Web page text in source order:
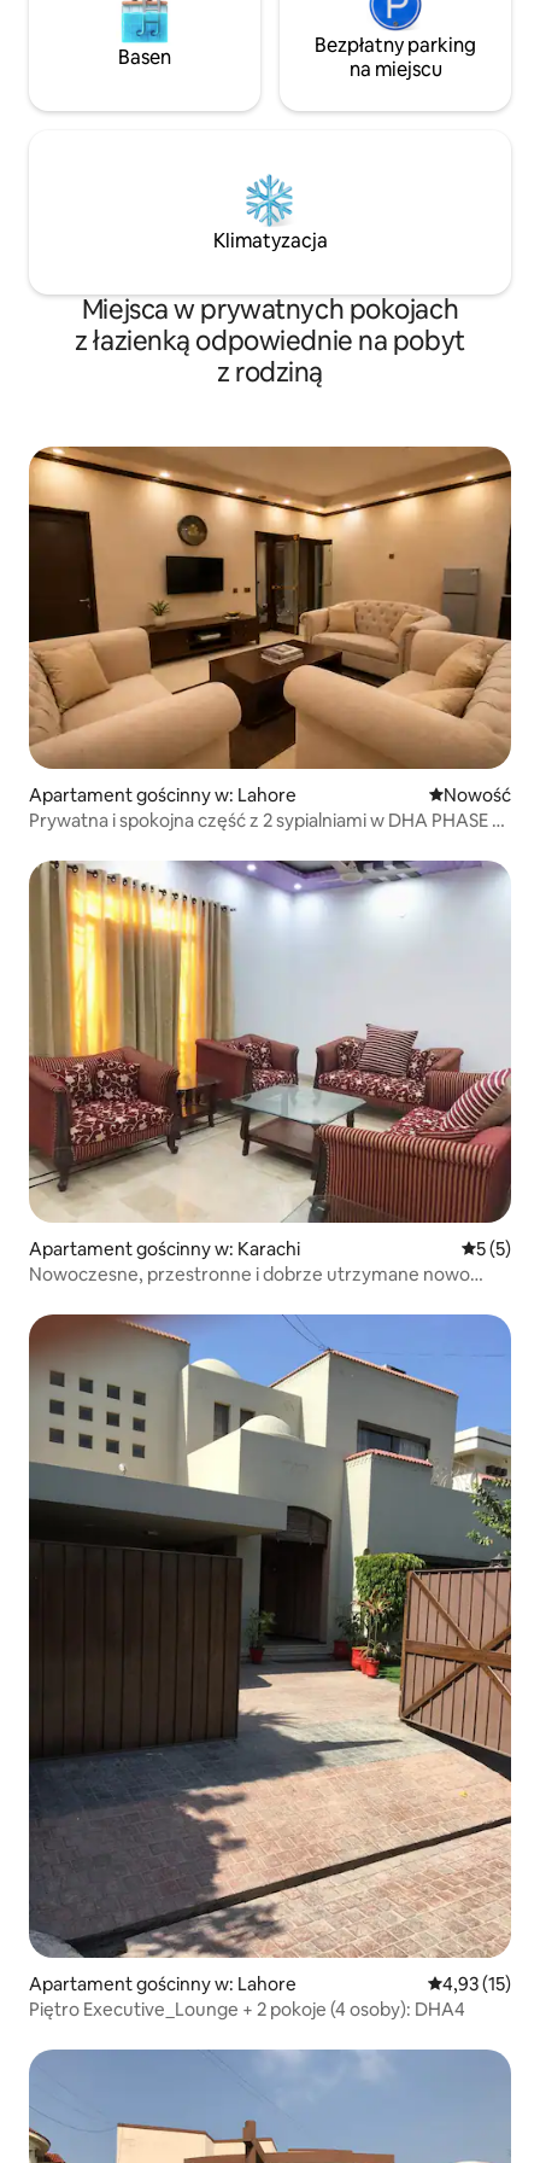
Basen
Bezpłatny parking
na miejscu
Klimatyzacja
Miejsca w prywatnych pokojach
z łazienką odpowiednie na pobyt
z rodziną
Apartament gościnny w: Lahore Nowe
Nowość
Prywatna i spokojna część z 2 sypialniami w DHA PHASE 4
Apartament gościnny w: Karachi Średnia
5 (5)
Nowoczesne, przestronne i dobrze utrzymane nowo
Apartament gościnny w: Lahore Średnia
4,93 (15)
Piętro Executive_Lounge + 2 pokoje (4 osoby): DHA4